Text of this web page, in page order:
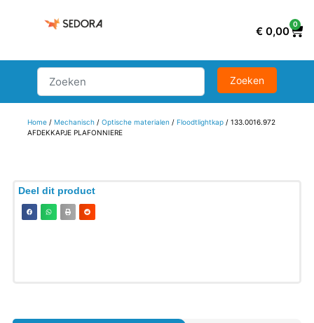
€ 0,00
0
Home/ Mechanisch/ Optische materialen / Floodtlightkap/ 133.0016.972
AFDEKKAPJE PLAFONNIERE
Deel dit product